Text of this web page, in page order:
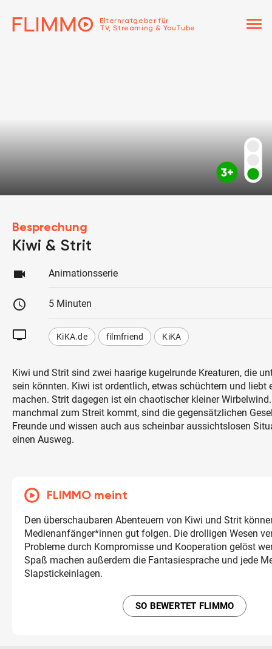
Elternratgeber für
TV, Streaming & YouTube
menu
Besprechung
Kiwi & Strit
videocam Animationsserie
schedule 5 Minuten
tv KiKA.de filmfriend KiKA
Kiwi und Strit sind zwei haarige kugelrunde Kreaturen, die
sein könnten. Kiwi ist ordentlich, etwas schüchtern und liebt
machen. Strit dagegen ist ein chaotischer kleiner
manchmal zum Streit kommt, sind die gegensätzlichen
Freunde und wissen auch aus scheinbar aussichtslosen
einen Ausweg.
FLIMMO meint
Den überschaubaren Abenteuern von Kiwi und Strit
Medienanfänger*innen gut folgen. Die drolligen Wesen
Probleme durch Kompromisse und Kooperation gelöst
Spaß machen außerdem die Fantasiesprache und jede
Slapstickeinlagen.
SO BEWERTET FLIMMO